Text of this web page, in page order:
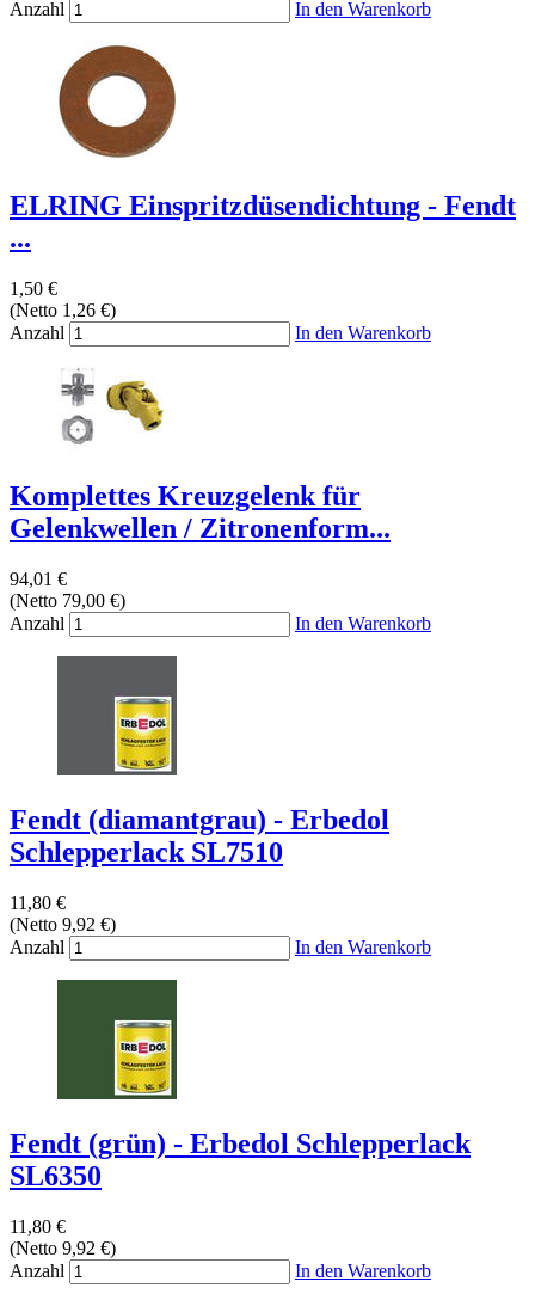
Anzahl In den Warenkorb
ELRING Einspritzdüsendichtung - Fendt
...
1,50 €
(Netto 1,26 €)
Anzahl
In den Warenkorb
Komplettes Kreuzgelenk für
Gelenkwellen / Zitronenform...
94,01 €
(Netto 79,00 €)
Anzahl
In den Warenkorb
Fendt (diamantgrau) - Erbedol
Schlepperlack SL7510
11,80 €
(Netto 9,92 €)
Anzahl
In den Warenkorb
Fendt (grün) - Erbedol Schlepperlack
SL6350
11,80 €
(Netto 9,92 €)
Anzahl
In den Warenkorb